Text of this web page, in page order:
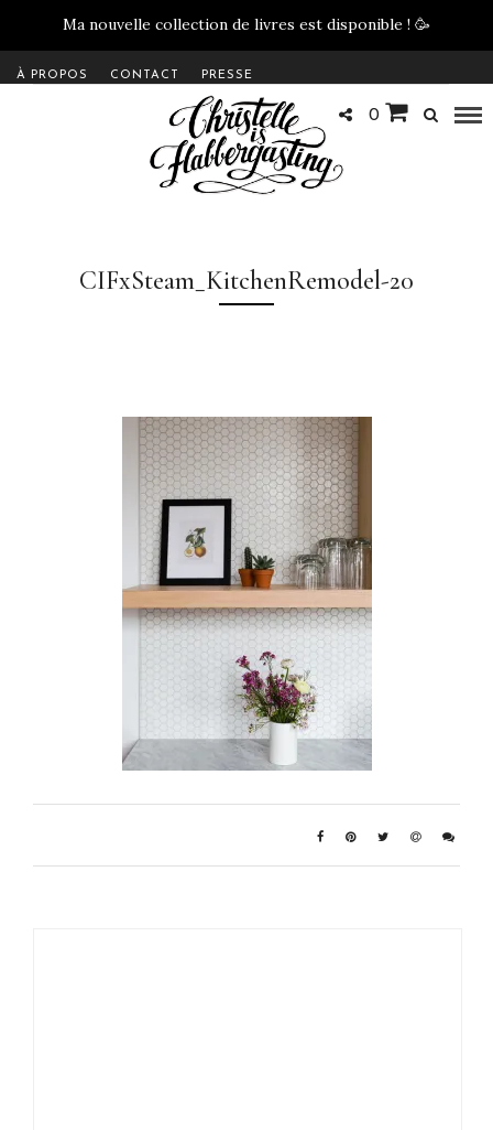
Ma nouvelle collection de livres est disponible ! 🥳
À PROPOS CONTACT PRESSE
0
CIFxSteam_KitchenRemodel-20